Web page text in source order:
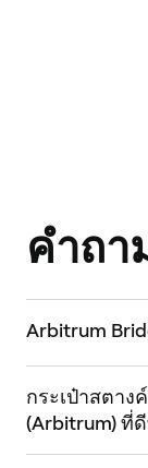
คำถา
Arbitrum
กระเป๋าสตาง
(Arbitrum) ที่